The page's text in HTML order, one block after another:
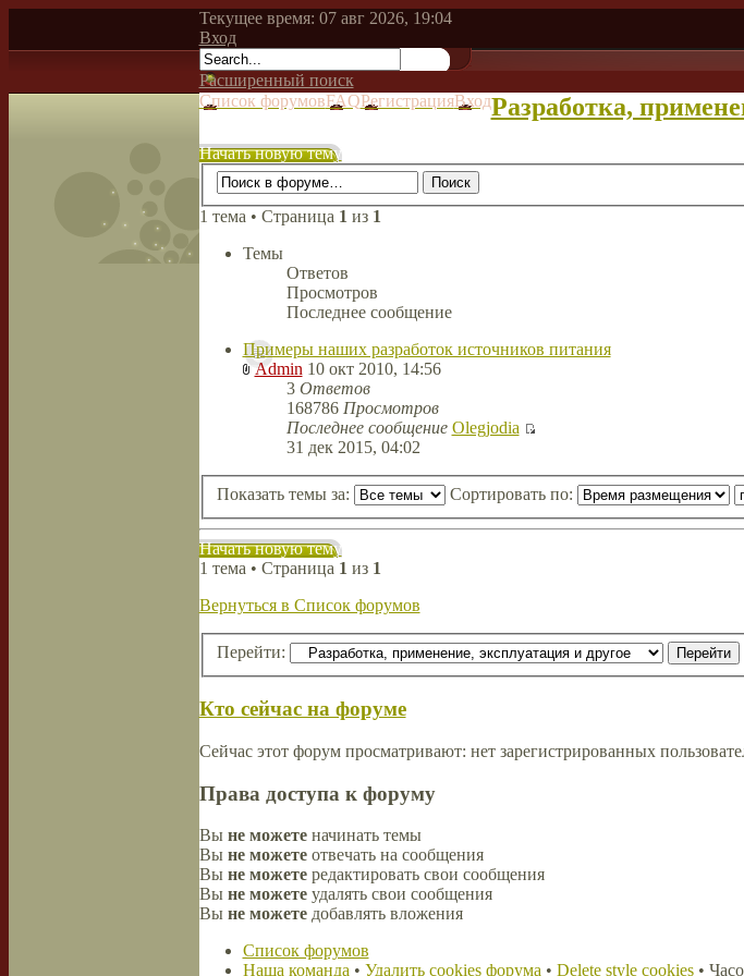
Текущее время: 07 авг 2026, 19:04
Вход
Расширенный поиск
Список форумовFAQРегистрацияВходРазработка,
Начать новую тему
1 тема • Страница 1 из 1
Темы
Ответов
Просмотров
Последнее сообщение
Примеры наших разработок источников питания
Admin10 окт 2010, 14:56
3 Ответов
168786 Просмотров
Последнее сообщение Olegjodia
31 дек 2015, 04:02
Показать темы за: Сортировать по:
Начать новую тему
1 тема • Страница 1 из 1
Вернуться в Список форумов
Перейти:
Кто сейчас на форуме
Сейчас этот форум просматривают: нет зарегистрированных
Права доступа к форуму
Вы не можетеначинать темы
Вы не можетеотвечать на сообщения
Вы не можетередактировать свои сообщения
Вы не можетеудалять свои сообщения
Вы не можетедобавлять вложения
Список форумов
Наша команда• Удалить cookies форума• Delete style cookies•